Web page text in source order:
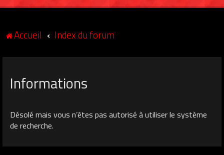
Accueil Index du forum
Informations
Désolé mais vous n’êtes pas autorisé à utiliser le système
de recherche.